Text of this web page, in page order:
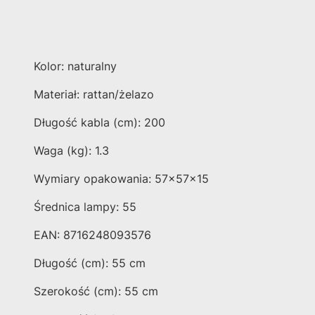
Kolor: naturalny
Materiał: rattan/żelazo
Długość kabla (cm): 200
Waga (kg): 1.3
Wymiary opakowania: 57x57x15
Średnica lampy: 55
EAN: 8716248093576
Długość (cm): 55 cm
Szerokość (cm): 55 cm